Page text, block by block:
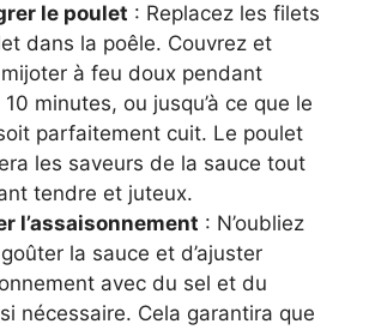
le poulet : Replacez les filets
dans la poêle. Couvrez et
à feu doux pendant
minutes, ou jusqu’à ce que le
parfaitement cuit. Le poulet
les saveurs de la sauce tout
tendre et juteux.
l’assaisonnement : N’oubliez
la sauce et d’ajuster
avec du sel et du
nécessaire. Cela garantira que